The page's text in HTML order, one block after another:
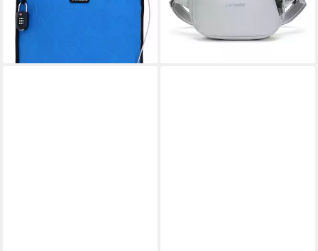
-43%
lieferbar - in 2-3 Werktagen bei dir